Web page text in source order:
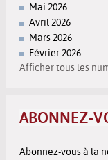
Mai 2026
Avril 2026
Mars 2026
Février 2026
Afficher tous les
ABONNEZ-
Abonnez-vous à la